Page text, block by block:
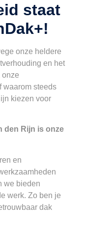
staat
onze heldere
en het
onze
waarom steeds
kiezen voor
den Rijn is onze
en
we bieden
werk. Zo ben je
dak